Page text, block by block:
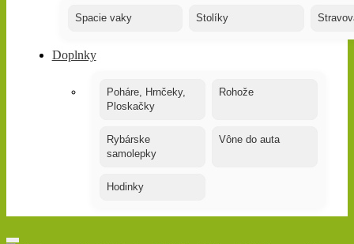
Spacie vaky Stolíky
Doplnky
Poháre, Hrnčeky,
Ploskačky
Rohože
Rybárske
samolepky
Vône do auta
Hodinky